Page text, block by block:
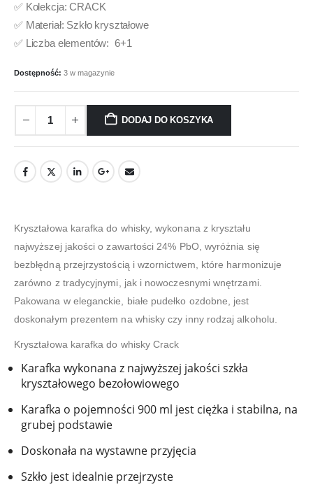
✅ Kolekcja: CRACK
✅ Materiał: Szkło kryształowe
✅ Liczba elementów: 6+1
Dostępność: 3 w magazynie
DODAJ DO KOSZYKA
Kryształowa karafka do whisky, wykonana z kryształu
najwyższej jakości o zawartości 24% PbO, wyróżnia się
bezbłędną przejrzystością i wzornictwem, które harmonizuje
zarówno z tradycyjnymi, jak i nowoczesnymi wnętrzami.
Pakowana w eleganckie, białe pudełko ozdobne, jest
doskonałym prezentem na whisky czy inny rodzaj alkoholu.
Kryształowa karafka do whisky Crack
Karafka wykonana z najwyższej jakości szkła
kryształowego bezołowiowego
Karafka o pojemności 900 ml jest ciężka i stabilna, na
grubej podstawie
Doskonała na wystawne przyjęcia
Szkło jest idealnie przejrzyste